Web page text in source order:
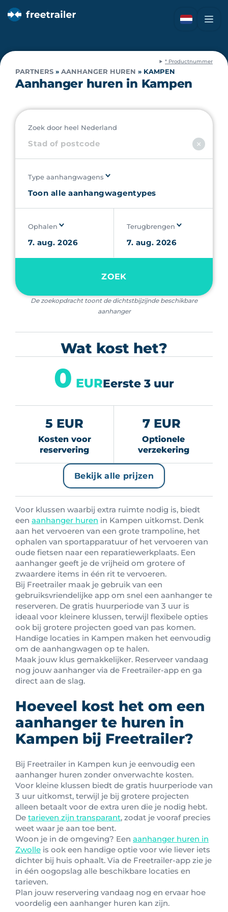
* Productnummer
PARTNERS » AANHANGER HUREN » KAMPEN
Aanhanger huren in Kampen
Zoek door heel Nederland
Type aanhangwagens
Ophalen Terugbrengen
ZOEK
De zoekopdracht toont de dichtstbijzijnde beschikbare
aanhanger
Wat kost het?
5 EUR
Kosten voor
reservering
0 EUREerste 3 uur
7 EUR
Optionele
verzekering
Bekijk alle prijzen
Voor klussen waarbij extra ruimte nodig is, biedt
een aanhanger huren in Kampen uitkomst. Denk
aan het vervoeren van een grote trampoline, het
ophalen van sportapparatuur of het vervoeren van
oude fietsen naar een reparatiewerkplaats. Een
aanhanger geeft je de vrijheid om grotere of
zwaardere items in één rit te vervoeren.
Bij Freetrailer maak je gebruik van een
gebruiksvriendelijke app om snel een aanhanger te
reserveren. De gratis huurperiode van 3 uur is
ideaal voor kleinere klussen, terwijl flexibele opties
ook bij grotere projecten goed van pas komen.
Handige locaties in Kampen maken het eenvoudig
om de aanhangwagen op te halen.
Maak jouw klus gemakkelijker. Reserveer vandaag
nog jouw aanhanger via de Freetrailer-app en ga
direct aan de slag.
Hoeveel kost het om een
aanhanger te huren in
Kampen bij Freetrailer?
Bij Freetrailer in Kampen kun je eenvoudig een
aanhanger huren zonder onverwachte kosten.
Voor kleine klussen biedt de gratis huurperiode van
3 uur uitkomst, terwijl je bij grotere projecten
alleen betaalt voor de extra uren die je nodig hebt.
De tarieven zijn transparant, zodat je vooraf precies
weet waar je aan toe bent.
Woon je in de omgeving? Een aanhanger huren in
Zwolle is ook een handige optie voor wie liever iets
dichter bij huis ophaalt. Via de Freetrailer-app zie je
in één oogopslag alle beschikbare locaties en
tarieven.
Plan jouw reservering vandaag nog en ervaar hoe
voordelig een aanhanger huren kan zijn.